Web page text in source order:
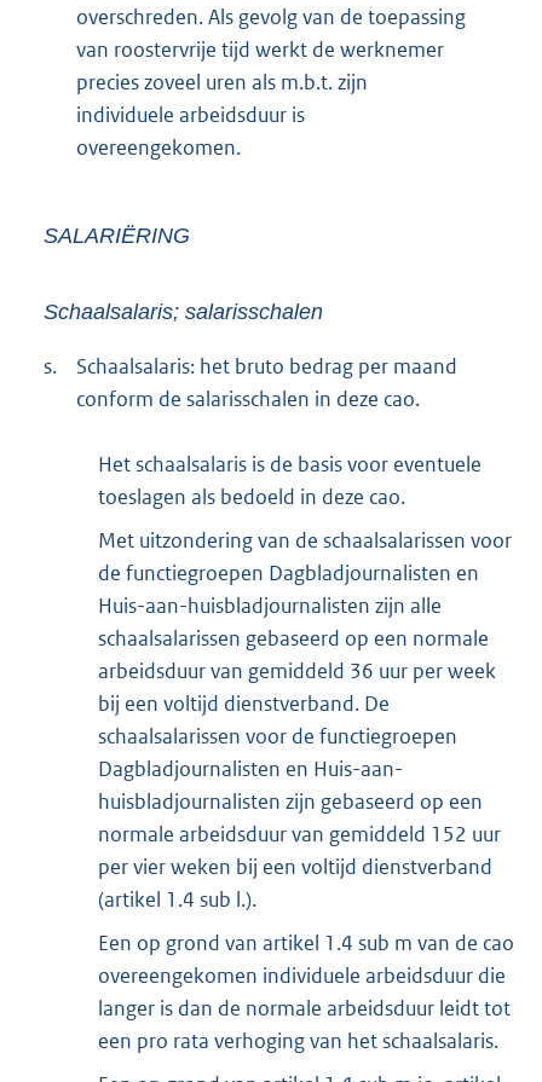
overschreden. Als gevolg van de toepassing
van roostervrije tijd werkt de werknemer
precies zoveel uren als m.b.t. zijn
individuele arbeidsduur is
overeengekomen.
SALARIËRING
Schaalsalaris; salarisschalen
s.
Schaalsalaris: het bruto bedrag per maand
conform de salarisschalen in deze cao.
Het schaalsalaris is de basis voor eventuele
toeslagen als bedoeld in deze cao.
Met uitzondering van de schaalsalarissen voor
de functiegroepen Dagbladjournalisten en
Huis-aan-huisbladjournalisten zijn alle
schaalsalarissen gebaseerd op een normale
arbeidsduur van gemiddeld 36 uur per week
bij een voltijd dienstverband. De
schaalsalarissen voor de functiegroepen
Dagbladjournalisten en Huis-aan-
huisbladjournalisten zijn gebaseerd op een
normale arbeidsduur van gemiddeld 152 uur
per vier weken bij een voltijd dienstverband
(artikel 1.4 sub l.).
Een op grond van artikel 1.4 sub m van de cao
overeengekomen individuele arbeidsduur die
langer is dan de normale arbeidsduur leidt tot
een pro rata verhoging van het schaalsalaris.